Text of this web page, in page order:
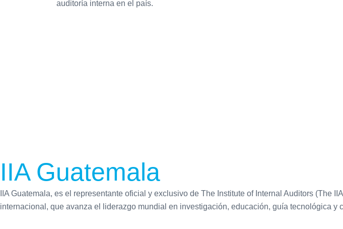
auditoría interna en el país.
IIA Guatemala
IIA Guatemala, es el representante oficial y exclusivo de The Institute of Internal Auditors
internacional, que avanza el liderazgo mundial en investigación, educación, guía tecnológica y